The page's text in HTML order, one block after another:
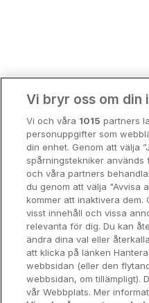
Om
Vi bryr oss om din
Vi och våra 1015 partners
personuppgifter som
din enhet. Genom att välja
spårningstekniker
och våra partners
du genom att välja "Avvisa
kommer att inaktivera dem.
visst innehåll och vissa
relevanta för dig. Du kan
ändra dina val eller
att klicka på länken
webbsidan (eller den
webbsidan, om tillämpligt).
vår Webbplats. Mer